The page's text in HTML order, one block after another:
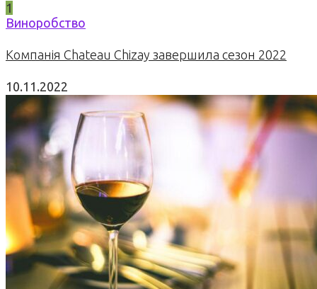
1
Виноробство
Компанія Chateau Chizay завершила сезон 2022
10.11.2022